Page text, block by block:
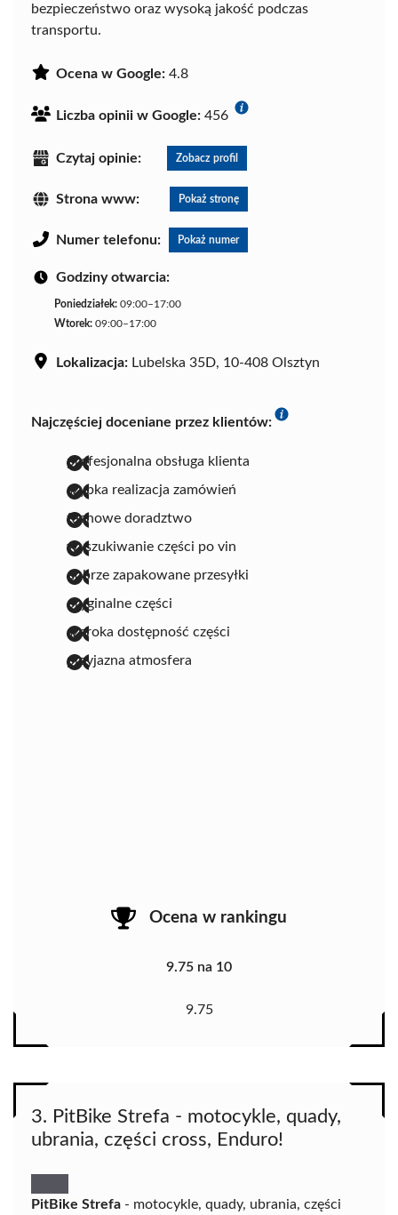
bezpieczeństwo oraz wysoką jakość podczas
transportu.
Ocena w Google: 4.8
Liczba opinii w Google: 456
Czytaj opinie: Zobacz profil
Strona www: Pokaż stronę
Numer telefonu: Pokaż numer
Godziny otwarcia:
Poniedziałek: 09:00–17:00
Wtorek: 09:00–17:00
Lokalizacja: Lubelska 35D, 10-408 Olsztyn
Najczęściej doceniane przez klientów:
profesjonalna obsługa klienta
szybka realizacja zamówień
fachowe doradztwo
wyszukiwanie części po vin
dobrze zapakowane przesyłki
oryginalne części
szeroka dostępność części
przyjazna atmosfera
Ocena w rankingu
9.75 na 10
9.75
3. PitBike Strefa - motocykle, quady,
ubrania, części cross, Enduro!
PitBike Strefa - motocykle, quady, ubrania, części